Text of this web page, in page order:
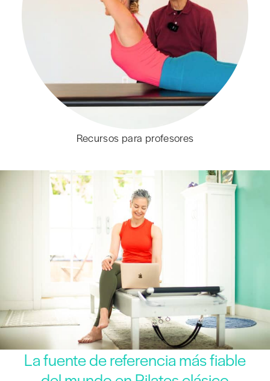
Recursos para profesores
La fuente de referencia más fiable